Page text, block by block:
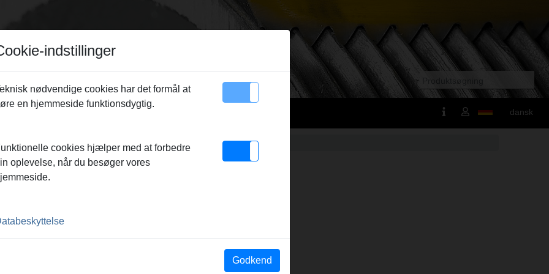
Kontakt dansk
TILBAGELØB
indstillinger
nødvendige cookies har det formål at
en hjemmeside funktionsdygtig.
cookies hjælper med at forbedre
oplevelse, når du besøger vores
Godkend